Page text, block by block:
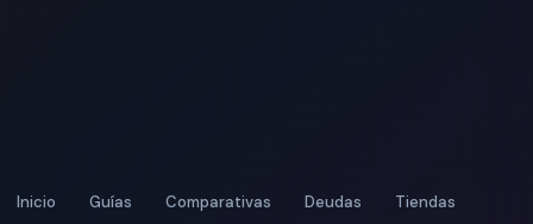
Inicio Guías Comparativas Deudas Tiendas